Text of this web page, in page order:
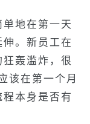
地在第一天
。新员工在
轰滥炸，很
该在第一个月
本身是否有